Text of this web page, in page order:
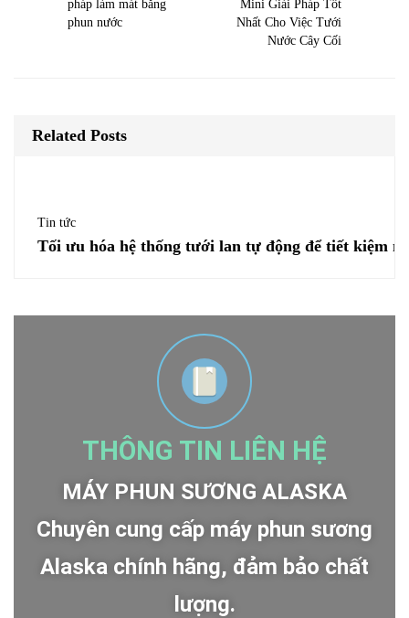
pháp làm mát bằng
phun nước
Mini Giải Pháp Tốt
Nhất Cho Việc Tưới
Nước Cây Cối
Related Posts
Tin tức
Tối ưu hóa hệ thống tưới lan tự động để tiết kiệm
THÔNG TIN LIÊN HỆ
MÁY PHUN SƯƠNG ALASKA
Chuyên cung cấp máy phun sương
Alaska chính hãng, đảm bảo chất
lượng.